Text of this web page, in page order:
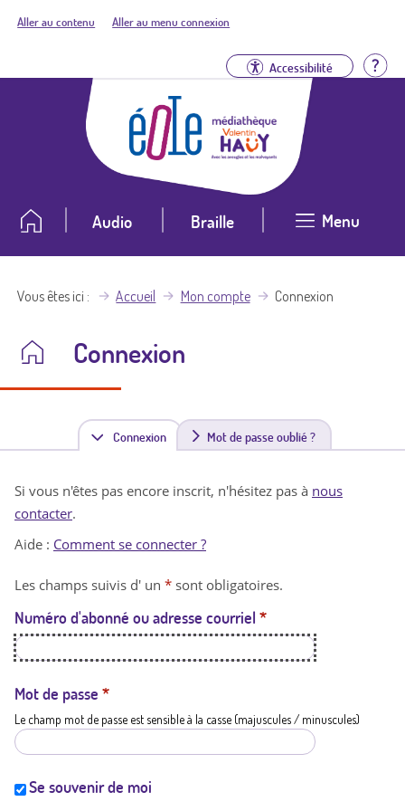
Aller au contenu Aller au menu connexion
Accessibilité
Audio Braille Menu
Vous êtes ici Accueil Mon compte Connexion
Connexion
Connexion(
n
t
a
t
i
Mot de passe oublié ?
Si vous n'êtes pas encore inscrit, n'hésitez pas à nous
contacter.
Aide : Comment se connecter ?
Les champs suivis d' un * sont obligatoires.
Numéro d'abonné ou adresse courriel *
Mot de passe *
Le champ mot de passe est sensible à la casse (majuscules / minuscules)
Se souvenir de moi